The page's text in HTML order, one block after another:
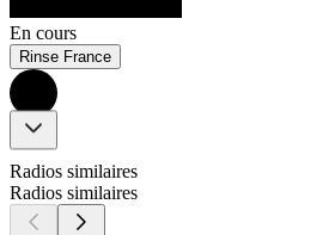
En cours
Rinse France
Radios similaires
Radios similaires